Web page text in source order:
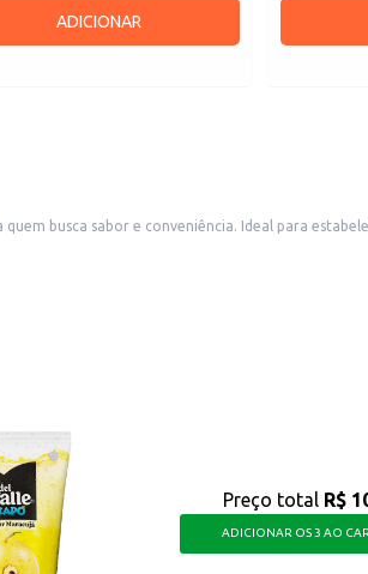
ADICIONAR
busca sabor e conveniência. Ideal para
proporcionando praticidade e um sabor que
Preço total R$
ADICIONAR OS 3 AO